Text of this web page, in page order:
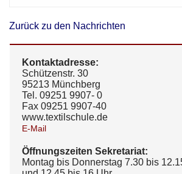
Zurück zu den Nachrichten
Kontaktadresse:
Schützenstr. 30
95213 Münchberg
Tel. 09251 9907- 0
Fax 09251 9907-40
www.textilschule.de
E-Mail
Öffnungszeiten Sekretariat:
Montag bis Donnerstag 7.30 bis